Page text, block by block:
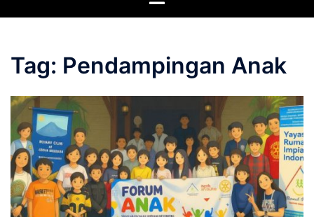
Tag: Pendampingan Anak